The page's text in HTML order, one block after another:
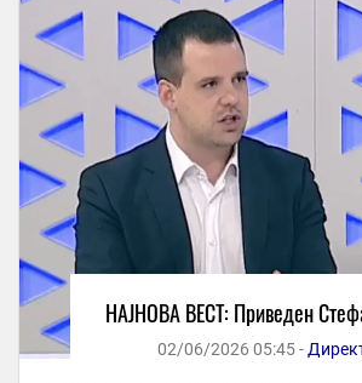
НАЈНОВА ВЕСТ: Приведен
02/06/2026 05:45 -